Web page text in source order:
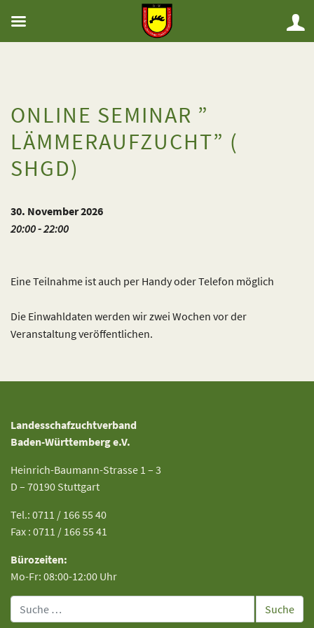
ONLINE SEMINAR ”
LÄMMERAUFZUCHT” (
SHGD)
30. November 2026
20:00 - 22:00
Eine Teilnahme ist auch per Handy oder Telefon möglich
Die Einwahldaten werden wir zwei Wochen vor der
Veranstaltung veröffentlichen.
Landesschafzuchtverband
Baden-Württemberg e.V.
Heinrich-Baumann-Strasse 1 – 3
D – 70190 Stuttgart
Tel.: 0711 / 166 55 40
Fax : 0711 / 166 55 41
Bürozeiten:
Mo-Fr: 08:00-12:00 Uhr
Suche